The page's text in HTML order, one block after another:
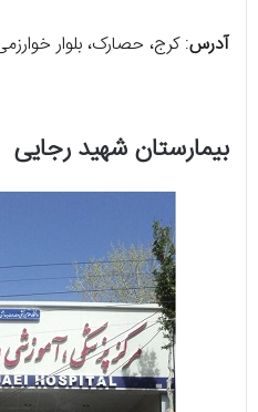
آدرس: کرج، حصارک، بلوار
بیمارستان شهید رجایی